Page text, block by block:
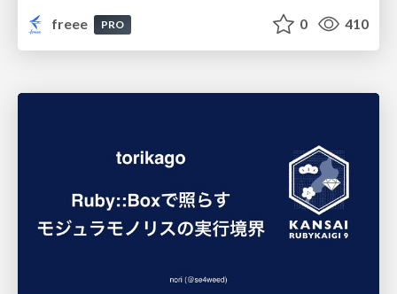
freee
PRO 0 410